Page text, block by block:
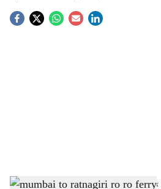
S
mumbai to ratnagiri ro ro ferry-Dainik Gomantak